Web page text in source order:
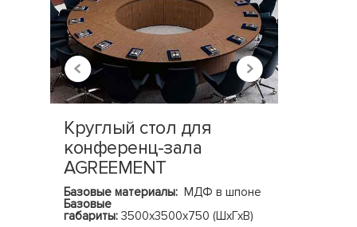
Круглый стол для
конференц-зала
AGREEMENT
Базовые материалы: МДФ в шпоне
Базовые
габариты: 3500х3500х750 (ШхГхВ)